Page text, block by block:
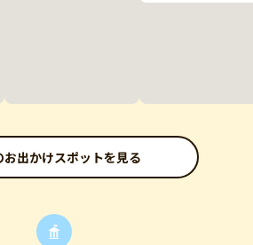
お出かけスポットを見る